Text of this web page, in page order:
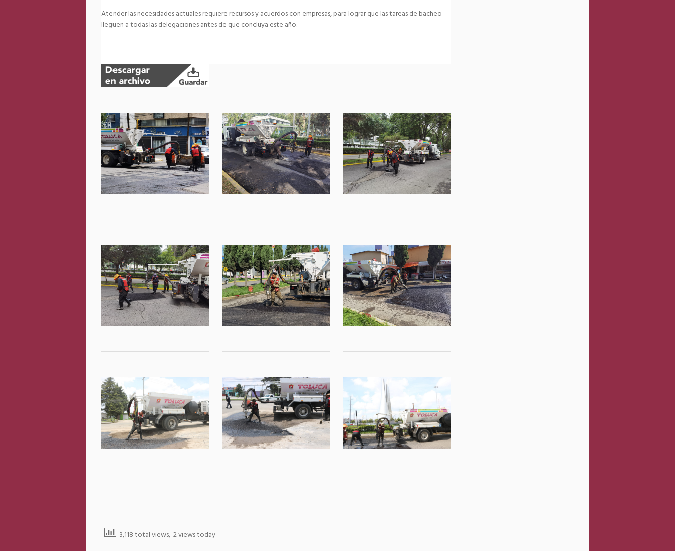
Atender las necesidades actuales requiere recursos y acuerdos con empresas, para lograr que las tareas de bacheo
lleguen a todas las delegaciones antes de que concluya este año.
3,118 total views, 2 views today